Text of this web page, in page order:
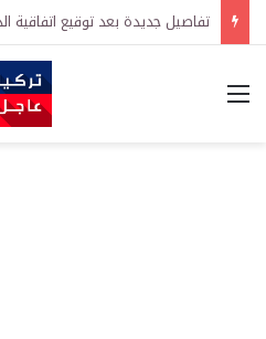
القائمة